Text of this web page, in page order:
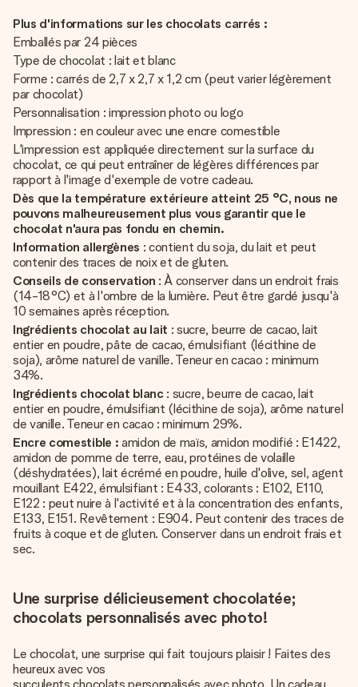
Plus d'informations sur les chocolats carrés :
Emballés par 24 pièces
Type de chocolat : lait et blanc
Forme : carrés de 2,7 x 2,7 x 1,2 cm (peut varier légèrement
par chocolat)
Personnalisation : impression photo ou logo
Impression : en couleur avec une encre comestible
L'impression est appliquée directement sur la surface du
chocolat, ce qui peut entraîner de légères différences par
rapport à l'image d'exemple de votre cadeau.
Dès que la température extérieure atteint 25 °C, nous ne
pouvons malheureusement plus vous garantir que le
chocolat n'aura pas fondu en chemin.
Information allergènes : contient du soja, du lait et peut
contenir des traces de noix et de gluten.
Conseils de conservation : À conserver dans un endroit frais
(14-18°C) et à l'ombre de la lumière. Peut être gardé jusqu'à
10 semaines après réception.
Ingrédients chocolat au lait : sucre, beurre de cacao, lait
entier en poudre, pâte de cacao, émulsifiant (lécithine de
soja), arôme naturel de vanille. Teneur en cacao : minimum
34%.
Ingrédients chocolat blanc: sucre, beurre de cacao, lait
entier en poudre, émulsifiant (lécithine de soja), arôme naturel
de vanille. Teneur en cacao : minimum 29%.
Encre comestible : amidon de maïs, amidon modifié : E1422,
amidon de pomme de terre, eau, protéines de volaille
(déshydratées), lait écrémé en poudre, huile d'olive, sel, agent
mouillant E422, émulsifiant : E433, colorants : E102, E110,
E122 : peut nuire à l'activité et à la concentration des enfants,
E133, E151. Revêtement : E904. Peut contenir des traces de
fruits à coque et de gluten. Conserver dans un endroit frais et
sec.
Une surprise délicieusement chocolatée;
chocolats personnalisés avec photo!
Le chocolat, une surprise qui fait toujours plaisir ! Faites des
heureux avec vos